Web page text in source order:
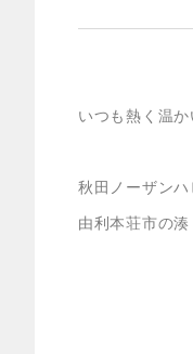
いつも熱く温か
秋田ノーザン
由利本荘市の